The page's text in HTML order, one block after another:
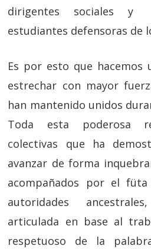
dirigentes sociales y
estudiantes defensoras de
Es por esto que hacemos
estrechar con mayor
han mantenido unidos
Toda esta poderosa
colectivas que ha
avanzar de forma
acompañados por el
autoridades
articulada en base al
respetuoso de la